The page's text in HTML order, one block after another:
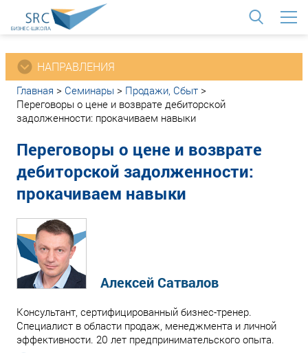
НАПРАВЛЕНИЯ
Главная > Семинары > Продажи, Сбыт >
Переговоры о цене и возврате дебиторской
задолженности: прокачиваем навыки
Переговоры о цене и возврате
дебиторской задолженности:
прокачиваем навыки
Алексей Сатвалов
Консультант, сертифицированный бизнес-тренер.
Специалист в области продаж, менеджмента и личной
эффективности. 20 лет предпринимательского опыта.